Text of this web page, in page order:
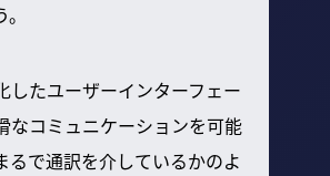
したユーザーインターフェー
なコミュニケーションを可能
で通訳を介しているかのよ